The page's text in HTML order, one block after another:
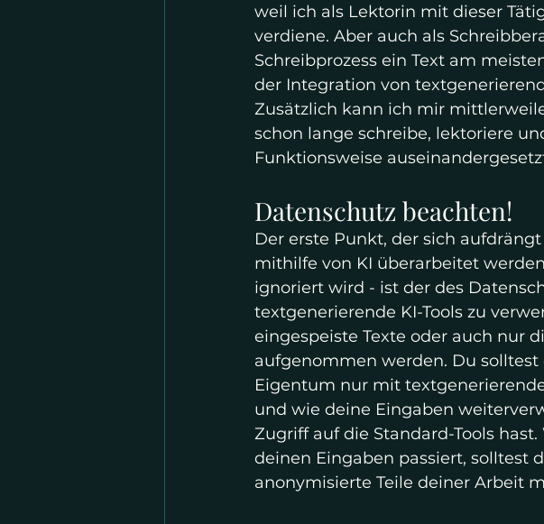
weil ich als Lektorin mit dieser
verdiene. Aber auch als
Schreibprozess ein Text am
der Integration von
Zusätzlich kann ich mir
schon lange schreibe, lektoriere
Funktionsweise
Datenschutz beachten!
Der erste Punkt, der sich
mithilfe von KI überarbeitet
ignoriert wird - ist der des
textgenerierende KI-Tools zu
eingespeiste Texte oder auch nur
aufgenommen werden. Du
Eigentum nur mit
und wie deine Eingaben
Zugriff auf die Standard-Tools
deinen Eingaben passiert, solltest
anonymisierte Teile deiner Arbeit